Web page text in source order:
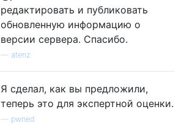
редактировать и публиковать
обновленную информацию о
версии сервера. Спасибо.
atenz
Я сделал, как вы предложили,
теперь это для экспертной оценки.
pwned